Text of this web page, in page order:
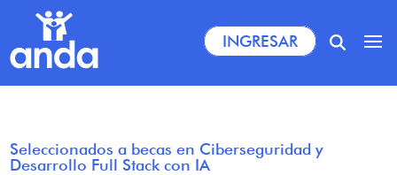
INGRESAR
Seleccionados a becas en Ciberseguridad y
Desarrollo Full Stack con IA